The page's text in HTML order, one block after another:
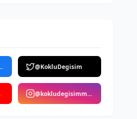
@KokluDegisim
@kokludegisimmedya